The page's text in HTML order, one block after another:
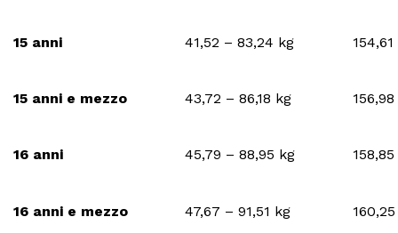
15 anni 41,52 – 83,24 kg
15 anni e mezzo 43,72 – 86,18 kg
16 anni 45,79 – 88,95 kg
16 anni e mezzo 47,67 – 91,51 kg